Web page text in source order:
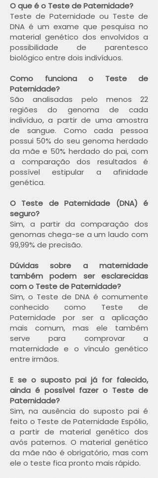
O que é o Teste de Paternidade?
Teste de Paternidade ou Teste de
DNA é um exame que pesquisa no
material genético dos envolvidos a
possibilidade de parentesco
biológico entre dois indivíduos.
Como funciona o Teste de
Paternidade?
São analisadas pelo menos 22
regiões do genoma de cada
indivíduo, a partir de uma amostra
de sangue. Como cada pessoa
possui 50% do seu genoma herdado
da mãe e 50% herdado do pai, com
a comparação dos resultados é
possível estipular a afinidade
genética.
O Teste de Paternidade (DNA) é
seguro?
Sim, a partir da comparação dos
genomas chega-se a um laudo com
99,99% de precisão.
Dúvidas sobre a maternidade
também podem ser esclarecidas
com o Teste de Paternidade?
Sim, o Teste de DNA é comumente
conhecido como Teste de
Paternidade por ser a aplicação
mais comum, mas ele também
serve para comprovar a
maternidade e o vínculo genético
entre irmãos.
E se o suposto pai já for falecido,
ainda é possível fazer o Teste de
Paternidade?
Sim, na ausência do suposto pai é
feito o Teste de Paternidade Espólio,
a partir de material genético dos
avós paternos. O material genético
da mãe não é obrigatório, mas com
ele o teste fica pronto mais rápido.